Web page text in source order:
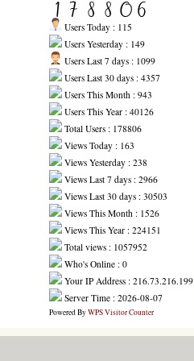
Users Today : 115
Users Yesterday : 149
Users Last 7 days : 1099
Users Last 30 days : 4357
Users This Month : 943
Users This Year : 40126
Total Users : 178806
Views Today : 163
Views Yesterday : 238
Views Last 7 days : 2966
Views Last 30 days : 30503
Views This Month : 1526
Views This Year : 224151
Total views : 1057952
Who's Online : 0
Your IP Address : 216.73.216.199
Server Time : 2026-08-07
Powered ByWPS Visitor Counter